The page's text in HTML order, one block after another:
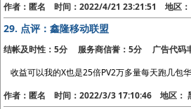
作者：匿名 时间：2022/4/21 23:21:51 地区：
29. 点评：鑫隆移动联盟
结帐及时性：5分 服务商信誉：5分 广告代码
收益可以我的X也是25倍PV2万多量每天跑几包华
作者：匿名 时间：2022/3/3 17:10:46 地区：